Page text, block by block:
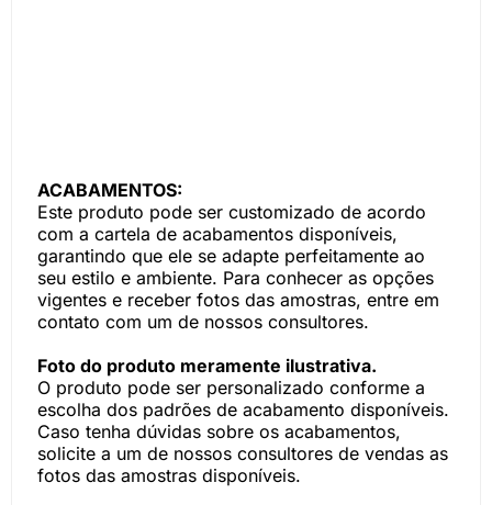
ACABAMENTOS:
Este produto pode ser customizado de acordo
com a cartela de acabamentos disponíveis,
garantindo que ele se adapte perfeitamente ao
seu estilo e ambiente. Para conhecer as opções
vigentes e receber fotos das amostras, entre em
contato com um de nossos consultores.
Foto do produto meramente ilustrativa.
O produto pode ser personalizado conforme a
escolha dos padrões de acabamento disponíveis.
Caso tenha dúvidas sobre os acabamentos,
solicite a um de nossos consultores de vendas as
fotos das amostras disponíveis.